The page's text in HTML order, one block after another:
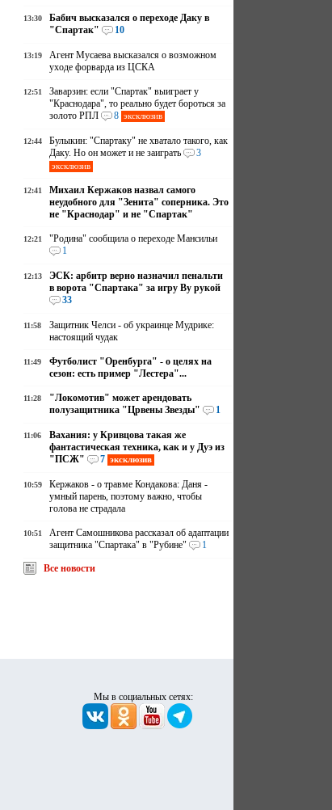
13:30
Бабич высказался о переходе Даку в
"Спартак"
10
13:19
Агент Мусаева высказался о возможном
уходе форварда из ЦСКА
12:51
Заварзин: если "Спартак" выиграет у
"Краснодара", то реально будет бороться за
золото РПЛ
8 эксклюзив
12:44
Булыкин: "Спартаку" не хватало такого, как
Даку. Но он может и не заиграть
3
эксклюзив
12:41
Михаил Кержаков назвал самого
неудобного для "Зенита" соперника. Это
не "Краснодар" и не "Спартак"
12:21
"Родина" сообщила о переходе Мансильи
1
12:13
ЭСК: арбитр верно назначил пенальти
в ворота "Спартака" за игру Ву рукой
33
11:58
Защитник Челси - об украинце Мудрике:
настоящий чудак
11:49
Футболист "Оренбурга" - о целях на
сезон: есть пример "Лестера"...
11:28
"Локомотив" может арендовать
полузащитника "Црвены Звезды"
1
11:06
Вахания: у Кривцова такая же
фантастическая техника, как и у Дуэ из
"ПСЖ"
7 эксклюзив
10:59
Кержаков - о травме Кондакова: Даня -
умный парень, поэтому важно, чтобы
голова не страдала
10:51
Агент Самошникова рассказал об адаптации
защитника "Спартака" в "Рубине"
1
Все новости
Мы в социальных сетях: